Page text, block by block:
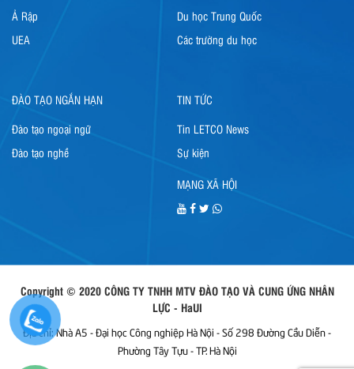
Ả Rập
UEA
Du học Trung Quốc
Các trường du học
ĐÀO TẠO NGẮN HẠN
Đào tạo ngoại ngữ
Đào tạo nghề
TIN TỨC
Tin LETCO News
Sự kiện
MẠNG XÃ HỘI
Copyright © 2020 CÔNG TY TNHH MTV ĐÀO TẠO VÀ CUNG ỨNG NHÂN
LỰC - HaUI
Địa chỉ: Nhà A5 - Đại học Công nghiệp Hà Nội - Số 298 Đường Cầu Diễn -
Phường Tây Tựu - TP. Hà Nội